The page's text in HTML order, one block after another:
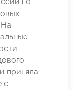
приняла
с